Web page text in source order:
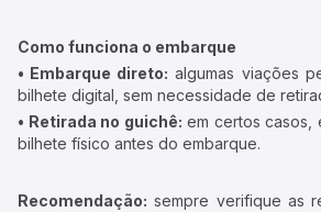
Como funciona o embarque
• Embarque direto: algumas viações
bilhete digital, sem necessidade de
• Retirada no guichê: em certos casos,
bilhete físico antes do embarque.
Recomendação: sempre verifique as